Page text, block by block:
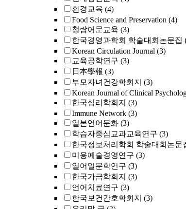
환경교육 (4)
Food Science and Preservation (4)
청람어문교육 (3)
한국경영과학회 학술대회논문집
Korean Circulation Journal (3)
교육공학연구 (3)
日本學報 (3)
부모자녀건강학회지 (3)
Korean Journal of Clinical
한국심리학회지 (3)
Immune Network (3)
일본언어문화 (3)
학습자중심교과교육연구 (3)
한국정보처리학회 학술대회논문
미용예술경영연구 (3)
일어일문학연구 (3)
한국가금학회지 (3)
언어치료연구 (3)
한국보건간호학회지 (3)